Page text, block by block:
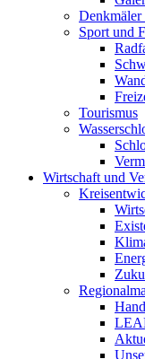
Denkmäler
Sport und
Tourismus
Wirtschaft und